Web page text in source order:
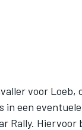
voor Loeb,
in een
Rally. Hiervoor